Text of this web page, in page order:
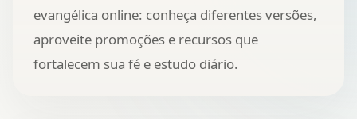
evangélica online: conheça diferentes versões,
aproveite promoções e recursos que
fortalecem sua fé e estudo diário.